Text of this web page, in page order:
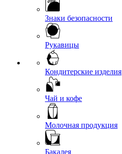
Знаки безопасности
Рукавицы
Кондитерские изделия
Чай и кофе
Молочная продукция
Бакалея